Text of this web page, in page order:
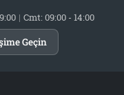
| Cmt: 09:00 - 14:00
Geçin